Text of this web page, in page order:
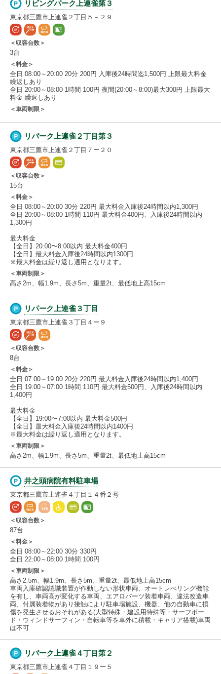
リビングパーク上連雀第３
東京都三鷹市上連雀２丁目５－２９
＜収容台数＞
3台
＜料金＞
全日 08:00～20:00 20分 200円 入庫後24時間迄1,500円 上限最大料金
繰返しあり
全日 20:00～08:00 1時間 100円 夜間(20:00～8:00)最大300円 上限最大
料金 繰返しあり
＜車両制限＞
リパーク上連雀２丁目第３
東京都三鷹市上連雀２丁目７ー２０
＜収容台数＞
15台
＜料金＞
全日 08:00～20:00 30分 220円 最大料金入庫後24時間以内1,300円
全日 20:00～08:00 1時間 110円 最大料金400円、入庫後24時間以内
1,300円
最大料金
【全日】20:00〜8:00以内 最大料金400円
【全日】最大料金入庫後24時間以内1300円
※最大料金は繰り返し適用となります。
＜車両制限＞
高さ2m、幅1.9m、長さ5m、重量2t、最低地上高15cm
リパーク上連雀３丁目
東京都三鷹市上連雀３丁目４ー９
＜収容台数＞
8台
＜料金＞
全日 07:00～19:00 20分 220円 最大料金入庫後24時間以内1,400円
全日 19:00～07:00 1時間 110円 最大料金500円、入庫後24時間以内
1,400円
最大料金
【全日】19:00〜7:00以内 最大料金500円
【全日】最大料金入庫後24時間以内1400円
※最大料金は繰り返し適用となります。
＜車両制限＞
高さ2m、幅1.9m、長さ5m、重量2t、最低地上高15cm
井之頭病院有料駐車場
東京都三鷹市上連雀４丁目１４番２号
＜収容台数＞
87台
＜料金＞
全日 08:00～22:00 30分 330円
全日 22:00～08:00 1時間 100円
＜車両制限＞
高さ2.5m、幅1.9m、長さ5m、重量2t、最低地上高15cm
車両入庫確認認識装置が作動しない形状車両、オートレべリング機能
を有し、車両高が変化する車両、エアロパーツ装着車両、違法改造車
両、付属装着物があり接触により駐車場施設、機器、他の自動車に損
傷を発生させるおそれがある(大型特殊・建設用特殊等・サーフボー
ド・ウィンドサーフィン・自転車等を車外に積載・キャリア搭載)車両
は不可
リパーク上連雀４丁目第２
東京都三鷹市上連雀４丁目１９ー５